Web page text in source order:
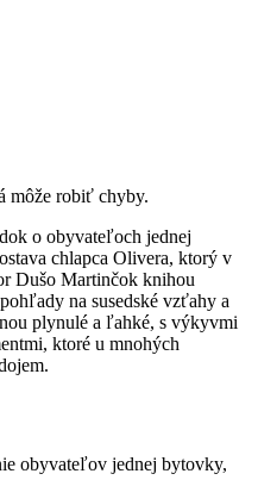
môže robiť chyby.
o obyvateľoch jednej
chlapca Olivera, ktorý v
Dušo Martinčok knihou
na susedské vzťahy a
plynulé a ľahké, s výkyvmi
ktoré u mnohých
obyvateľov jednej bytovky,